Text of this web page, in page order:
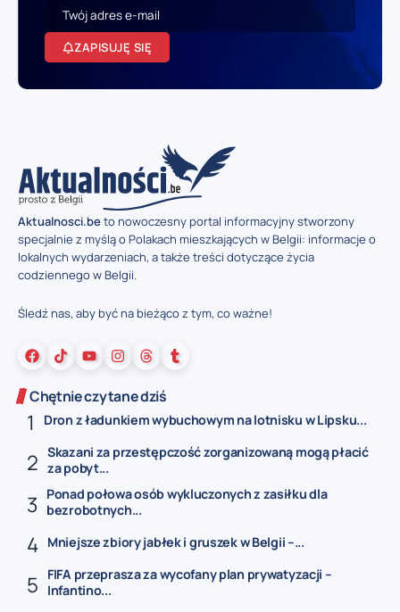
ZAPISUJĘ SIĘ
Aktualnosci.beto nowoczesny portal informacyjny stworzony
specjalnie z myślą o Polakach mieszkających w Belgii: informacje o
lokalnych wydarzeniach, a także treści dotyczące życia
codziennego w Belgii.
Śledź nas, aby być na bieżąco z tym, co ważne!
Chętnie czytane dziś
Dron z ładunkiem wybuchowym na lotnisku w Lipsku...
Skazani za przestępczość zorganizowaną mogą płacić
za pobyt...
Ponad połowa osób wykluczonych z zasiłku dla
bezrobotnych...
Mniejsze zbiory jabłek i gruszek w Belgii –...
FIFA przeprasza za wycofany plan prywatyzacji –
Infantino...